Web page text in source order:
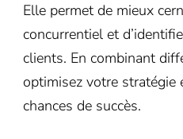
Elle permet de mieux
concurrentiel et
clients. En combinant
optimisez votre stratégie
chances de succès.